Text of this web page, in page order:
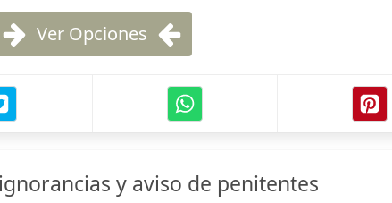
Ver Opciones
y aviso de penitentes